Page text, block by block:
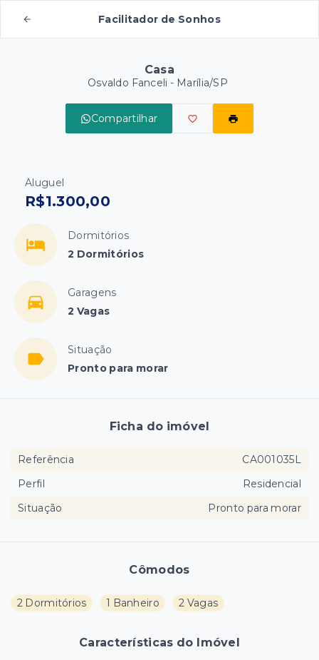
Facilitador de Sonhos
Casa
Osvaldo Fanceli - Marília/SP
Compartilhar
Aluguel
R$1.300,00
Dormitórios
2 Dormitórios
Garagens
2 Vagas
Situação
Pronto para morar
Cômodos
2 Dormitórios 1 Banheiro 2 Vagas
Características do Imóvel
Ficha do imóvel
Referência
CA001035L
Perfil
Residencial
Situação
Pronto para morar